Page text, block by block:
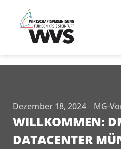
Dezember 18, 2024 MG-
WILLKOMMEN:
DATACENTER